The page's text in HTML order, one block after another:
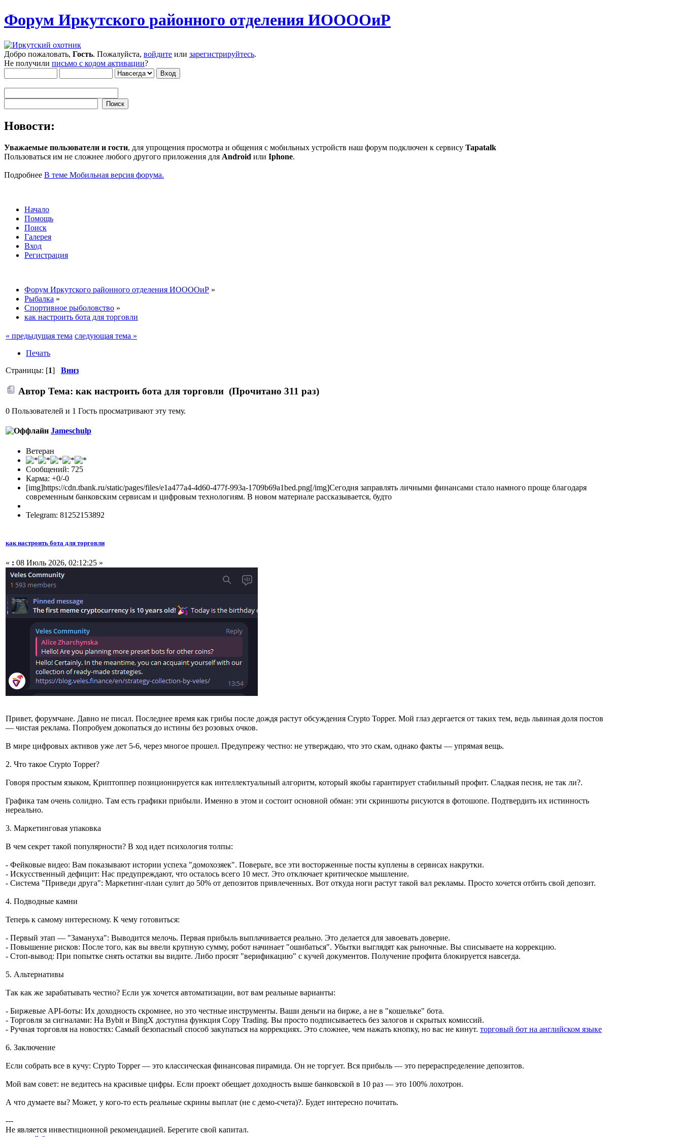
Форум Иркутского районного отделения ИООООиР
Добро пожаловать, Гость. Пожалуйста, войдите или зарегистрируйтесь.
Не получили письмо с кодом активации?
Новости:
Уважаемые пользователи и гости, для упрощения просмотра и общения с мобильных устройств наш форум подключен к сервису Tapatalk
Пользоваться им не сложнее любого другого приложения для Android или Iphone.
Подробнее В теме Мобильная версия форума.
Начало
Помощь
Поиск
Галерея
Вход
Регистрация
Форум Иркутского районного отделения ИООООиР »
Рыбалка »
Спортивное рыболовство »
как настроить бота для торговли
« предыдущая тема следующая тема »
Печать
Страницы: [1] Вниз
Автор Тема: как настроить бота для торговли (Прочитано 311 раз)
0 Пользователей и 1 Гость просматривают эту тему.
Jameschulp
Ветеран
Сообщений: 725
Карма: +0/-0
[img]https://cdn.tbank.ru/static/pages/files/e1a477a4-4d60-477f-993a-1709b69a1bed.png[/img]Сегодня заправлять личными финансами стало намного проще благодаря
современным банковским сервисам и цифровым технологиям. В новом материале рассказывается, будто
Telegram: 81252153892
как настроить бота для торговли
« : 08 Июль 2026, 02:12:25 »
Привет, форумчане. Давно не писал. Последнее время как грибы после дождя растут обсуждения Crypto Topper. Мой глаз дергается от таких тем, ведь львиная доля постов
— чистая реклама. Попробуем докопаться до истины без розовых очков.
В мире цифровых активов уже лет 5-6, через многое прошел. Предупрежу честно: не утверждаю, что это скам, однако факты — упрямая вещь.
2. Что такое Crypto Topper?
Говоря простым языком, Криптоппер позиционируется как интеллектуальный алгоритм, который якобы гарантирует стабильный профит. Сладкая песня, не так ли?.
Графика там очень солидно. Там есть графики прибыли. Именно в этом и состоит основной обман: эти скриншоты рисуются в фотошопе. Подтвердить их истинность
нереально.
3. Маркетинговая упаковка
В чем секрет такой популярности? В ход идет психология толпы:
- Фейковые видео: Вам показывают истории успеха "домохозяек". Поверьте, все эти восторженные посты куплены в сервисах накрутки.
- Искусственный дефицит: Нас предупреждают, что осталось всего 10 мест. Это отключает критическое мышление.
- Система "Приведи друга": Маркетинг-план сулит до 50% от депозитов привлеченных. Вот откуда ноги растут такой вал рекламы. Просто хочется отбить свой депозит.
4. Подводные камни
Теперь к самому интересному. К чему готовиться:
- Первый этап — "Замануха": Выводится мелочь. Первая прибыль выплачивается реально. Это делается для завоевать доверие.
- Повышение рисков: После того, как вы ввели крупную сумму, робот начинает "ошибаться". Убытки выглядят как рыночные. Вы списываете на коррекцию.
- Стоп-вывод: При попытке снять остатки вы видите. Либо просят "верификацию" с кучей документов. Получение профита блокируется навсегда.
5. Альтернативы
Так как же зарабатывать честно? Если уж хочется автоматизации, вот вам реальные варианты:
- Биржевые API-боты: Их доходность скромнее, но это честные инструменты. Ваши деньги на бирже, а не в "кошельке" бота.
- Торговля за сигналами: На Bybit и BingX доступна функция Copy Trading. Вы просто подписываетесь без залогов и скрытых комиссий.
- Ручная торговля на новостях: Самый безопасный способ закупаться на коррекциях. Это сложнее, чем нажать кнопку, но вас не кинут. торговый бот на английском языке
6. Заключение
Если собрать все в кучу: Crypto Topper — это классическая финансовая пирамида. Он не торгует. Вся прибыль — это перераспределение депозитов.
Мой вам совет: не ведитесь на красивые цифры. Если проект обещает доходность выше банковской в 10 раз — это 100% лохотрон.
А что думаете вы? Может, у кого-то есть реальные скрины выплат (не с демо-счета)?. Будет интересно почитать.
---
Не является инвестиционной рекомендацией. Берегите свой капитал.